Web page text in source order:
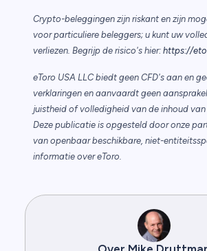
Crypto-beleggingen zijn riskant en zijn
voor particuliere beleggers; u kunt uw
verliezen. Begrijp de risico's hier: https://
eToro USA LLC biedt geen CFD's aan en
verklaringen en aanvaardt geen
juistheid of volledigheid van de inhoud
Deze publicatie is opgesteld door onze
van openbaar beschikbare, niet-
informatie over eToro.